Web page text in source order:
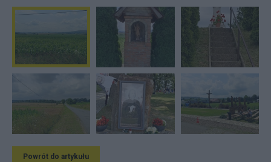
Powrót do artykułu